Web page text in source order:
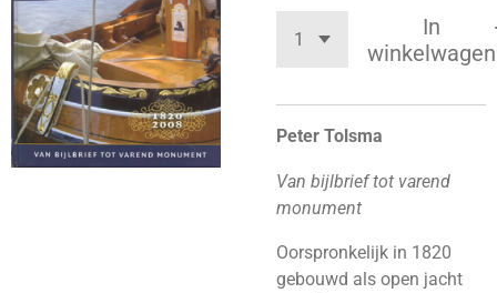
In
winkelwagen
Peter Tolsma
Van bijlbrief tot varend
monument
Oorspronkelijk in 1820
gebouwd als open jacht